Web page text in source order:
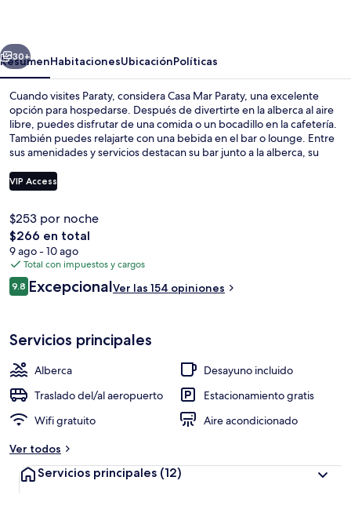
Siguiente
30+
ResumenHabitacionesUbicaciónPolíticas
Cuando visites Paraty, considera Casa Mar Paraty, una excelente
opción para hospedarse. Después de divertirte en la alberca al aire
libre, puedes disfrutar de una comida o un bocadillo en la cafetería.
También puedes relajarte con una bebida en el bar o lounge. Entre
sus amenidades y servicios destacan su bar junto a la alberca, su
VIP Access
$253 por noche
El
precio
total
es
de
$266 en total
9 ago - 10 ago
Total con impuestos y cargos
Opiniones
9.89.8 de 10,
ExcepcionalVer las 154 opiniones
Servicios principales
Alberca
Desayuno incluido
Traslado del/al aeropuerto
Estacionamiento gratis
Wifi gratuito
Aire acondicionado
Ver todos
Servicios principales (12)